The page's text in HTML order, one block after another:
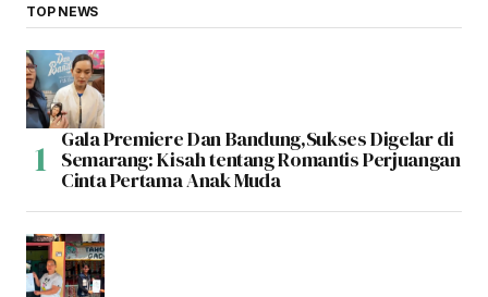
TOP NEWS
Gala Premiere Dan Bandung,Sukses Digelar di
Semarang: Kisah tentang Romantis Perjuangan
Cinta Pertama Anak Muda